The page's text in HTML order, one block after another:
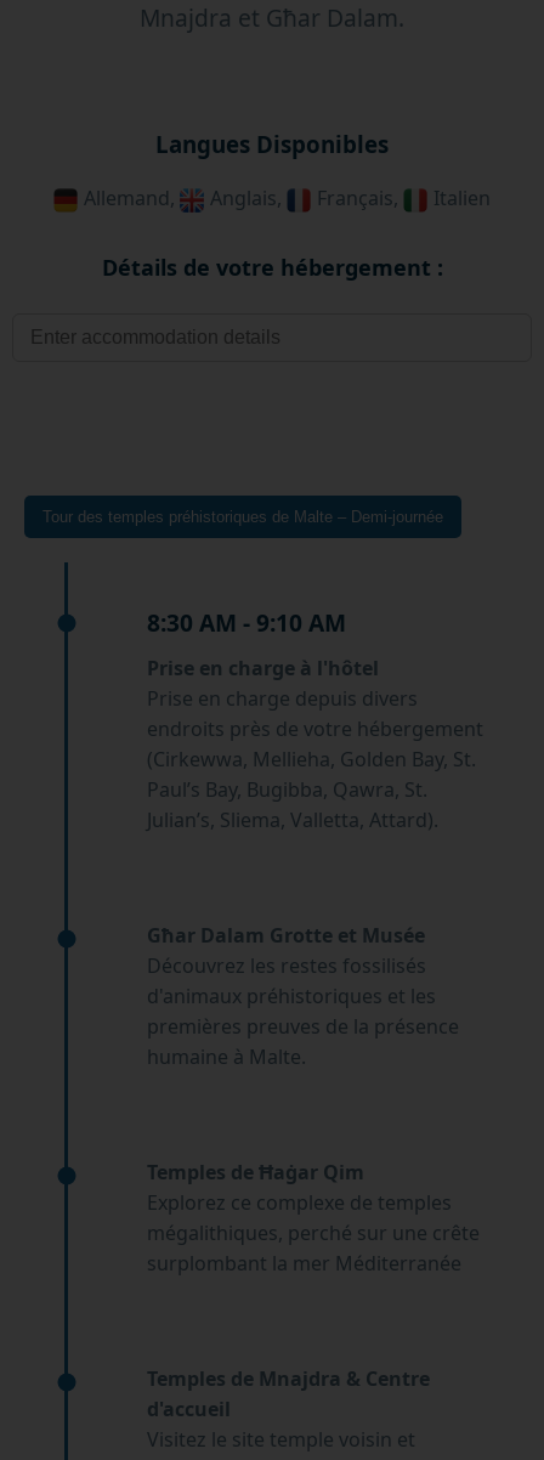
Mnajdra et Għar Dalam.
Langues Disponibles
Allemand, Anglais, Français, Italien
Détails de votre hébergement :
Tour des temples préhistoriques de Malte – Demi-journée
8:30 AM - 9:10 AM
Prise en charge à l'hôtel
Prise en charge depuis divers
endroits près de votre hébergement
(Cirkewwa, Mellieha, Golden Bay, St.
Paul’s Bay, Bugibba, Qawra, St.
Julian’s, Sliema, Valletta, Attard).
Għar Dalam Grotte et Musée
Découvrez les restes fossilisés
d'animaux préhistoriques et les
premières preuves de la présence
humaine à Malte.
Temples de Ħaġar Qim
Explorez ce complexe de temples
mégalithiques, perché sur une crête
surplombant la mer Méditerranée
Temples de Mnajdra & Centre
d'accueil
Visitez le site temple voisin et